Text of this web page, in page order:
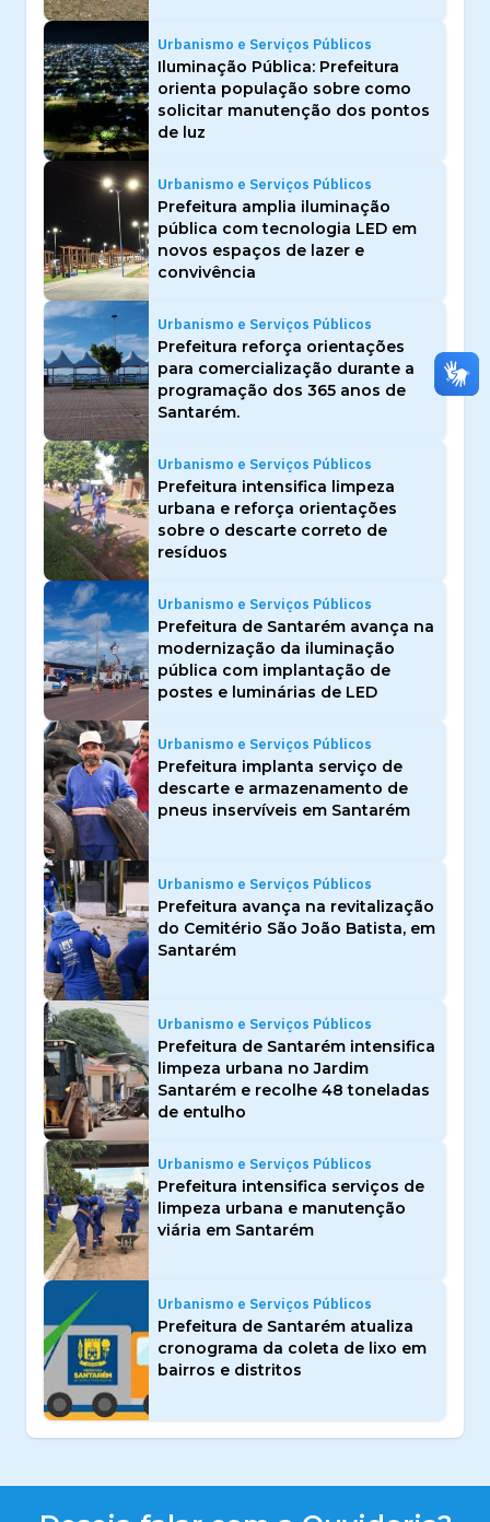
Urbanismo e Serviços Públicos
Iluminação Pública: Prefeitura
orienta população sobre como
solicitar manutenção dos pontos
de luz
Urbanismo e Serviços Públicos
Prefeitura amplia iluminação
pública com tecnologia LED em
novos espaços de lazer e
convivência
Urbanismo e Serviços Públicos
Prefeitura reforça orientações
para comercialização durante a
programação dos 365 anos de
Santarém.
Urbanismo e Serviços Públicos
Prefeitura intensifica limpeza
urbana e reforça orientações
sobre o descarte correto de
resíduos
Urbanismo e Serviços Públicos
Prefeitura de Santarém avança na
modernização da iluminação
pública com implantação de
postes e luminárias de LED
Urbanismo e Serviços Públicos
Prefeitura implanta serviço de
descarte e armazenamento de
pneus inservíveis em Santarém
Urbanismo e Serviços Públicos
Prefeitura avança na revitalização
do Cemitério São João Batista, em
Santarém
Urbanismo e Serviços Públicos
Prefeitura de Santarém intensifica
limpeza urbana no Jardim
Santarém e recolhe 48 toneladas
de entulho
Urbanismo e Serviços Públicos
Prefeitura intensifica serviços de
limpeza urbana e manutenção
viária em Santarém
Urbanismo e Serviços Públicos
Prefeitura de Santarém atualiza
cronograma da coleta de lixo em
bairros e distritos